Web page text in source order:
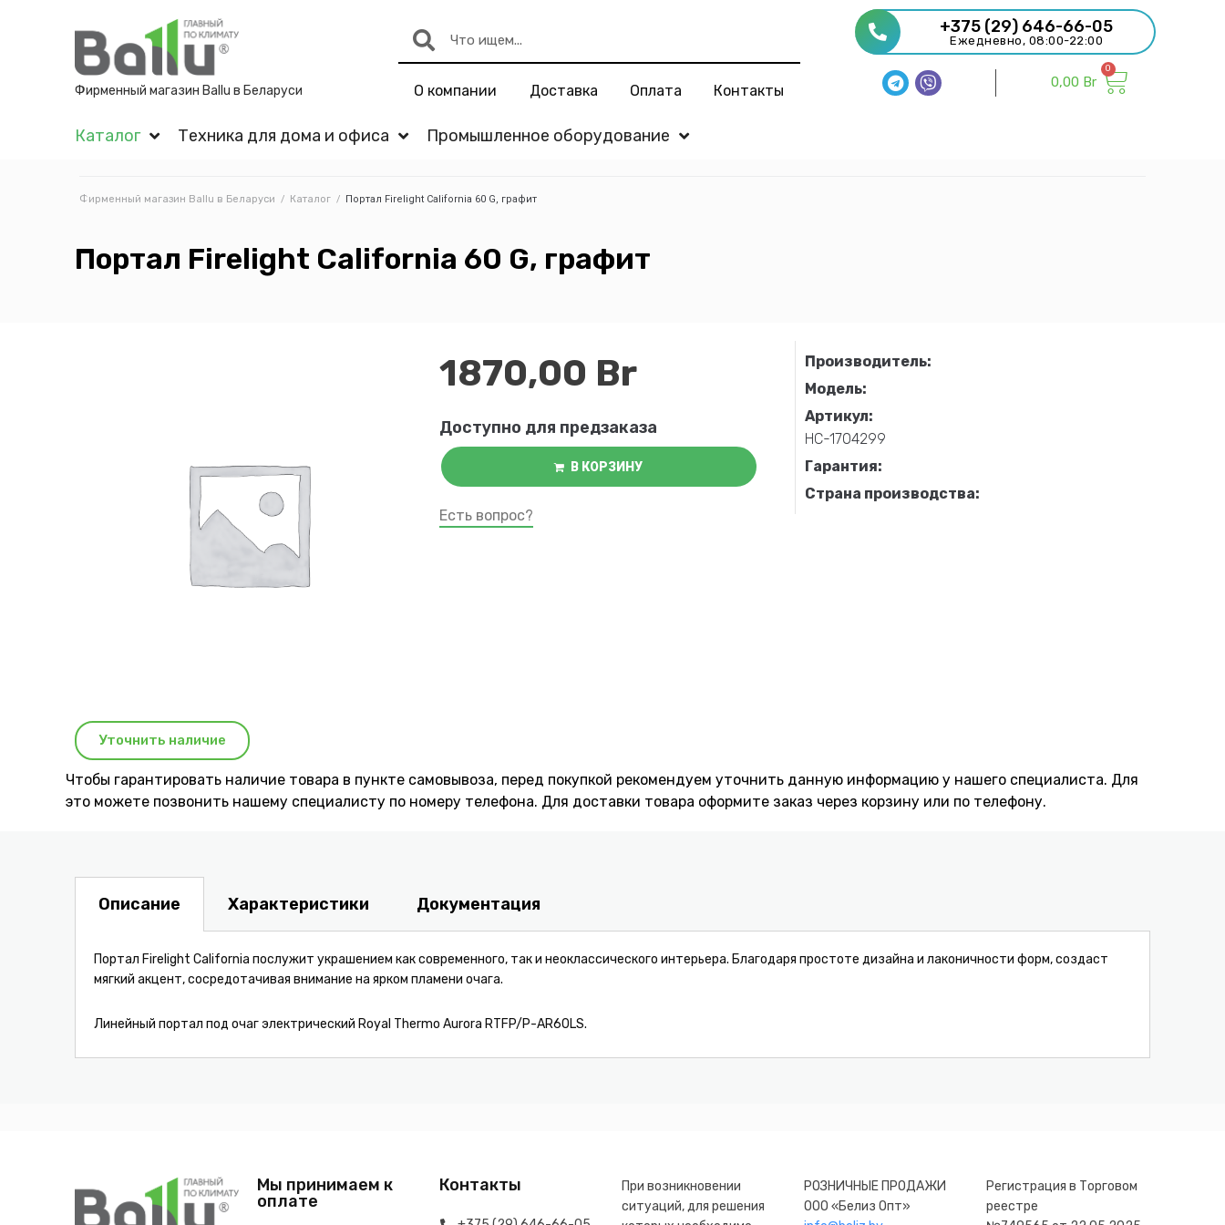
Фирменный магазин Ballu в Беларуси О компании Доставка Оплата Контакты
+375 (29) 646-66-05
Ежедневно, 08:00-22:00
0,00 Br
Каталог Техника для дома и офиса Промышленное оборудование
Фирменный магазин Ballu в Беларуси / Каталог / Портал Firelight California 60 G, графит
Портал Firelight California 60 G, графит
Уточнить наличие
1870,00 Br
Доступно для предзаказа
В КОРЗИНУ
Есть вопрос?
Производитель:
Модель:
Артикул:
НС-1704299
Гарантия:
Страна производства:
Чтобы гарантировать наличие товара в пункте самовывоза, перед покупкой рекомендуем уточнить данную информацию у нашего специалиста. Для
это можете позвонить нашему специaлисту по номеру телефона. Для доставки товара оформите заказ через корзину или по телефону.
Описание Характеристики Документация
Портал Firelight California послужит украшением как современного, так и неоклассического интерьера. Благодаря простоте дизайна и лаконичности форм, создаст
мягкий акцент, сосредотачивая внимание на ярком пламени очага.
Линейный портал под очаг электрический Royal Thermo Aurora RTFP/P-AR60LS.
Мы принимаем к
оплате
Контакты
При возникновении
ситуаций, для решения
РОЗНИЧНЫЕ ПРОДАЖИ
ООО «Белиз Опт»
Регистрация в Торговом
реестре